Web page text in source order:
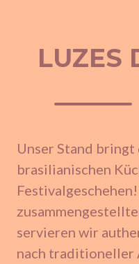
LUZES
Unser Stand bringt
brasilianischen
servieren wir
nach traditioneller